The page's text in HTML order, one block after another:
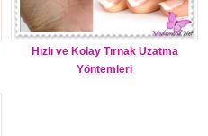
Hızlı ve Kolay Tırnak Uzatma
Yöntemleri